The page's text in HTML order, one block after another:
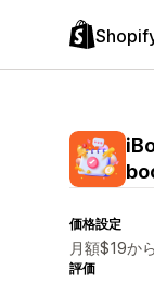
価格設定
月額$19か
評価